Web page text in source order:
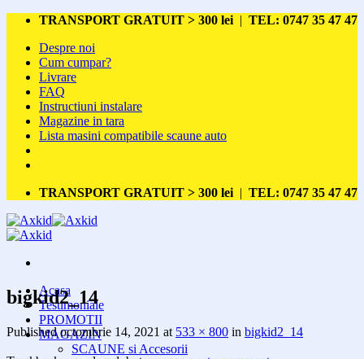
Skip
content
TRANSPORT GRATUIT > 300 lei | TEL: 0747 35 47 47
Despre noi
Cum cumpar?
Livrare
FAQ
Instructiuni instalare
Magazine in tara
Lista masini compatibile scaune auto
TRANSPORT GRATUIT > 300 lei | TEL: 0747 35 47 47
Acasa
Testimoniale
PROMOTII
MAGAZIN
SCAUNE si Accesorii
bigkid2_14
Publishedoctombrie 14, 2021 at 533 × 800 in bigkid2_14